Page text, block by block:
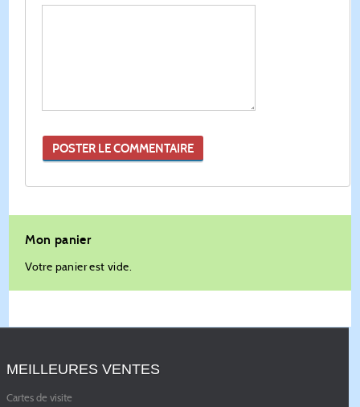
POSTER LE COMMENTAIRE
Mon panier
Votre panier est vide.
MEILLEURES VENTES
Cartes de visite